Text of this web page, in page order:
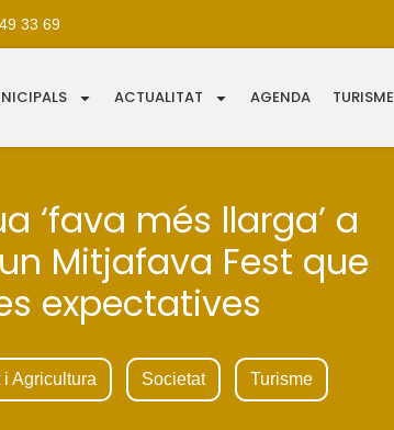
33 69
ACTUALITAT AGENDA TURISME
‘fava més llarga’ a
Mitjafava Fest que
expectatives
i Agricultura Societat Turisme